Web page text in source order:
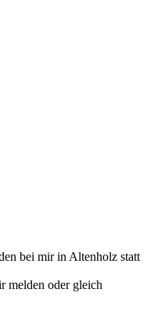
bei mir in Altenholz statt
melden oder gleich